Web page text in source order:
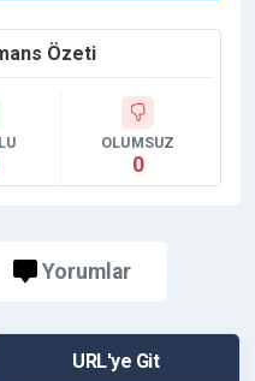
Özeti
OLUMSUZ
0
Yorumlar
URL'ye Git